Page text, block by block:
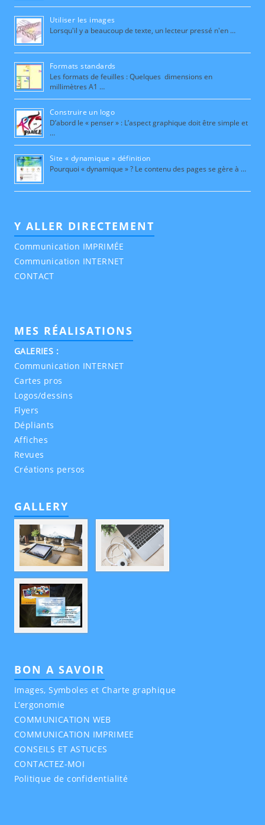
Utiliser les images
Lorsqu'il y a beaucoup de texte, un lecteur pressé n'en …
Formats standards
Les formats de feuilles : Quelques dimensions en
millimètres A1 …
Construire un logo
D’abord le « penser » : L’aspect graphique doit être simple et
…
Site « dynamique » définition
Pourquoi « dynamique » ? Le contenu des pages se gère à …
Y ALLER DIRECTEMENT
Communication IMPRIMÉE
Communication INTERNET
CONTACT
MES RÉALISATIONS
GALERIES :
Communication INTERNET
Cartes pros
Logos/dessins
Flyers
Dépliants
Affiches
Revues
Créations persos
GALLERY
BON A SAVOIR
Images, Symboles et Charte graphique
L’ergonomie
COMMUNICATION WEB
COMMUNICATION IMPRIMEE
CONSEILS ET ASTUCES
CONTACTEZ-MOI
Politique de confidentialité